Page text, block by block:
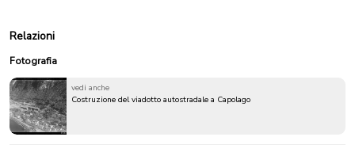
Relazioni
Fotografia
vedi anche
Costruzione del viadotto autostradale a Capolago